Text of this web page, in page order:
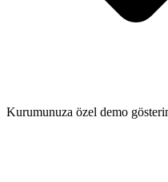
Kurumunuza özel demo